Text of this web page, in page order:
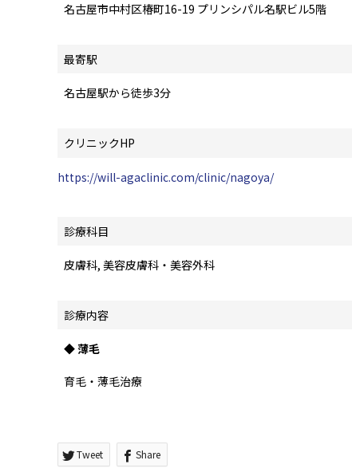
名古屋市中村区椿町16-19 プリンシパル名駅ビル5階
最寄駅
名古屋駅から徒歩3分
クリニックHP
https://will-agaclinic.com/clinic/nagoya/
診療科目
皮膚科, 美容皮膚科・美容外科
診療内容
◆ 薄毛
育毛・薄毛治療
Tweet Share